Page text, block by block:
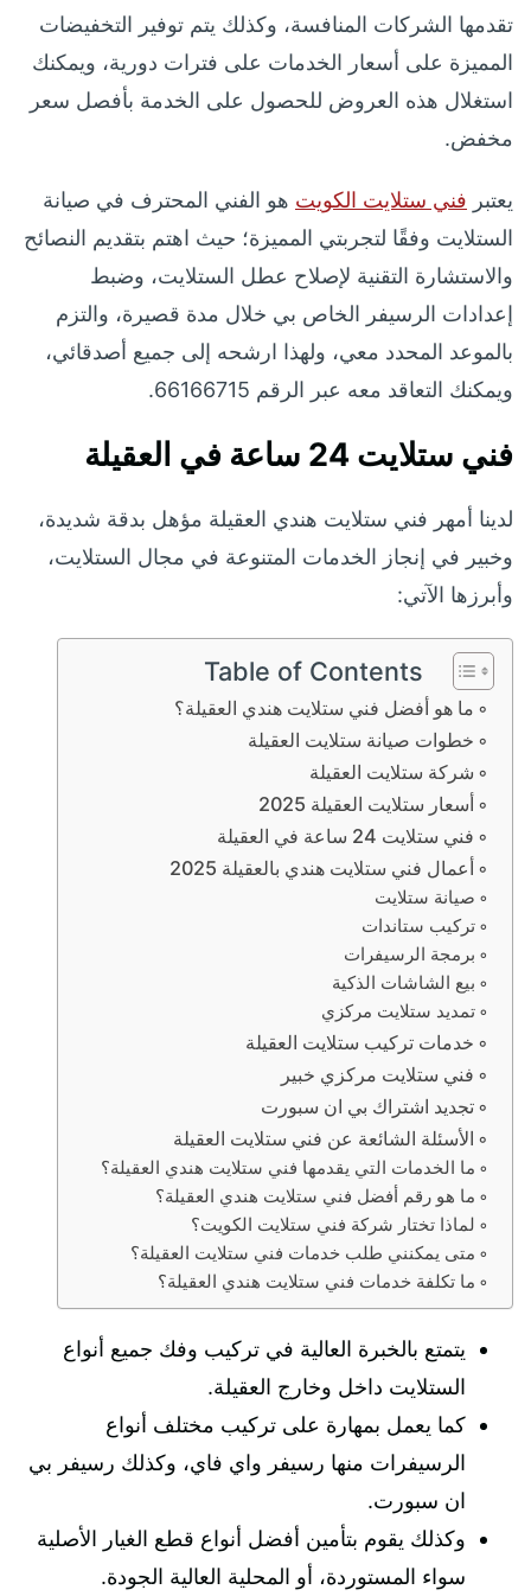
تقدمها الشركات المنافسة، وكذلك يتم توفير التخفيضات
المميزة على أسعار الخدمات على فترات دورية، ويمكنك
استغلال هذه العروض للحصول على الخدمة بأفصل سعر
مخفض.
يعتبر فني ستلايت الكويت هو الفني المحترف في صيانة
الستلايت وفقًا لتجربتي المميزة؛ حيث اهتم بتقديم النصائح
والاستشارة التقنية لإصلاح عطل الستلايت، وضبط
إعدادات الرسيفر الخاص بي خلال مدة قصيرة، والتزم
بالموعد المحدد معي، ولهذا ارشحه إلى جميع أصدقائي،
ويمكنك التعاقد معه عبر الرقم 66166715.
فني ستلايت 24 ساعة في العقيلة
لدينا أمهر فني ستلايت هندي العقيلة مؤهل بدقة شديدة،
وخبير في إنجاز الخدمات المتنوعة في مجال الستلايت،
وأبرزها الآتي:
Table of Contents
ما هو أفضل فني ستلايت هندي العقيلة؟
خطوات صيانة ستلايت العقيلة
شركة ستلايت العقيلة
أسعار ستلايت العقيلة 2025
فني ستلايت 24 ساعة في العقيلة
أعمال فني ستلايت هندي بالعقيلة 2025
صيانة ستلايت
تركيب ستاندات
برمجة الرسيفرات
بيع الشاشات الذكية
تمديد ستلايت مركزي
خدمات تركيب ستلايت العقيلة
فني ستلايت مركزي خبير
تجديد اشتراك بي ان سبورت
الأسئلة الشائعة عن فني ستلايت العقيلة
ما الخدمات التي يقدمها فني ستلايت هندي العقيلة؟
ما هو رقم أفضل فني ستلايت هندي العقيلة؟
لماذا تختار شركة فني ستلايت الكويت؟
متى يمكنني طلب خدمات فني ستلايت العقيلة؟
ما تكلفة خدمات فني ستلايت هندي العقيلة؟
يتمتع بالخبرة العالية في تركيب وفك جميع أنواع
الستلايت داخل وخارج العقيلة.
كما يعمل بمهارة على تركيب مختلف أنواع
الرسيفرات منها رسيفر واي فاي، وكذلك رسيفر بي
ان سبورت.
وكذلك يقوم بتأمين أفضل أنواع قطع الغيار الأصلية
سواء المستوردة، أو المحلية العالية الجودة.